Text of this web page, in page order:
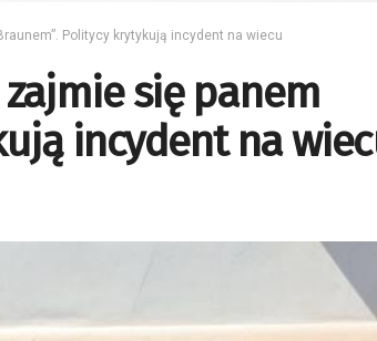
Politycy krytykują incydent na wiecu
się panem
incydent na